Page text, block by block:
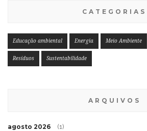
CATEGORIAS
Educação ambiental Energia Meio Ambiente
Resíduos Sustentabilidade
ARQUIVOS
agosto 2026 (1)